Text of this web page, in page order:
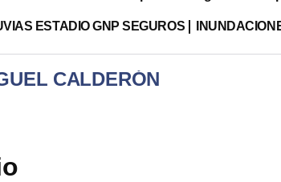
ESTADIO GNP SEGUROS
CALDERÓN